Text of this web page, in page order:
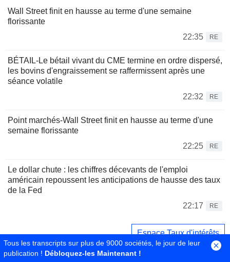
Wall Street finit en hausse au terme d'une semaine
florissante
22:35
RE
BÉTAIL-Le bétail vivant du CME termine en ordre dispersé,
les bovins d'engraissement se raffermissent après une
séance volatile
22:32
RE
Point marchés-Wall Street finit en hausse au terme d'une
semaine florissante
22:25
RE
Le dollar chute : les chiffres décevants de l'emploi
américain repoussent les anticipations de hausse des taux
de la Fed
22:17
RE
Espace Taux d'intérêts
Tous les transcripts sur plus de 9000 sociétés, le jour de leur
publication ! Débloquez-les Maintenant !